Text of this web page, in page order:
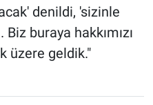
denildi, 'sizinle
buraya hakkımızı
üzere geldik."